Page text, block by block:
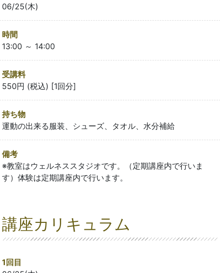
06/25(木)
時間
13:00 ～ 14:00
受講料
550円 (税込) [1回分]
持ち物
運動の出来る服装、シューズ、タオル、水分補給
備考
※教室はウェルネススタジオです。（定期講座内で行いま
す）体験は定期講座内で行います。
講座カリキュラム
1回目